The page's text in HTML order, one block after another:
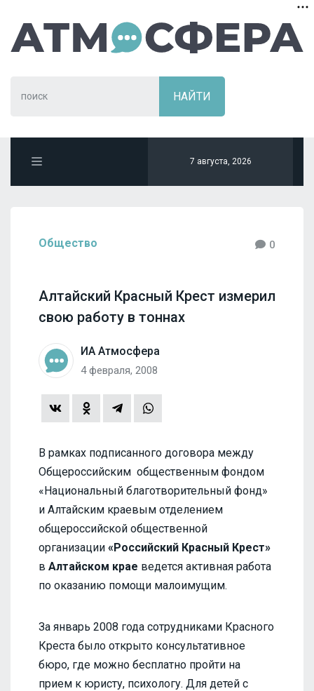
7 августа, 2026
Общество 0
Алтайский Красный Крест измерил
свою работу в тоннах
ИА Атмосфера
4 февраля, 2008
В рамках подписанного договора между
Общероссийским общественным фондом
«Национальный благотворительный фонд»
и Алтайским краевым отделением
общероссийской общественной
организации «Российский Красный Крест»
в Алтайском крае ведется активная работа
по оказанию помощи малоимущим.
За январь 2008 года сотрудниками Красного
Креста было открыто консультативное
бюро, где можно бесплатно пройти на
прием к юристу, психологу. Для детей с